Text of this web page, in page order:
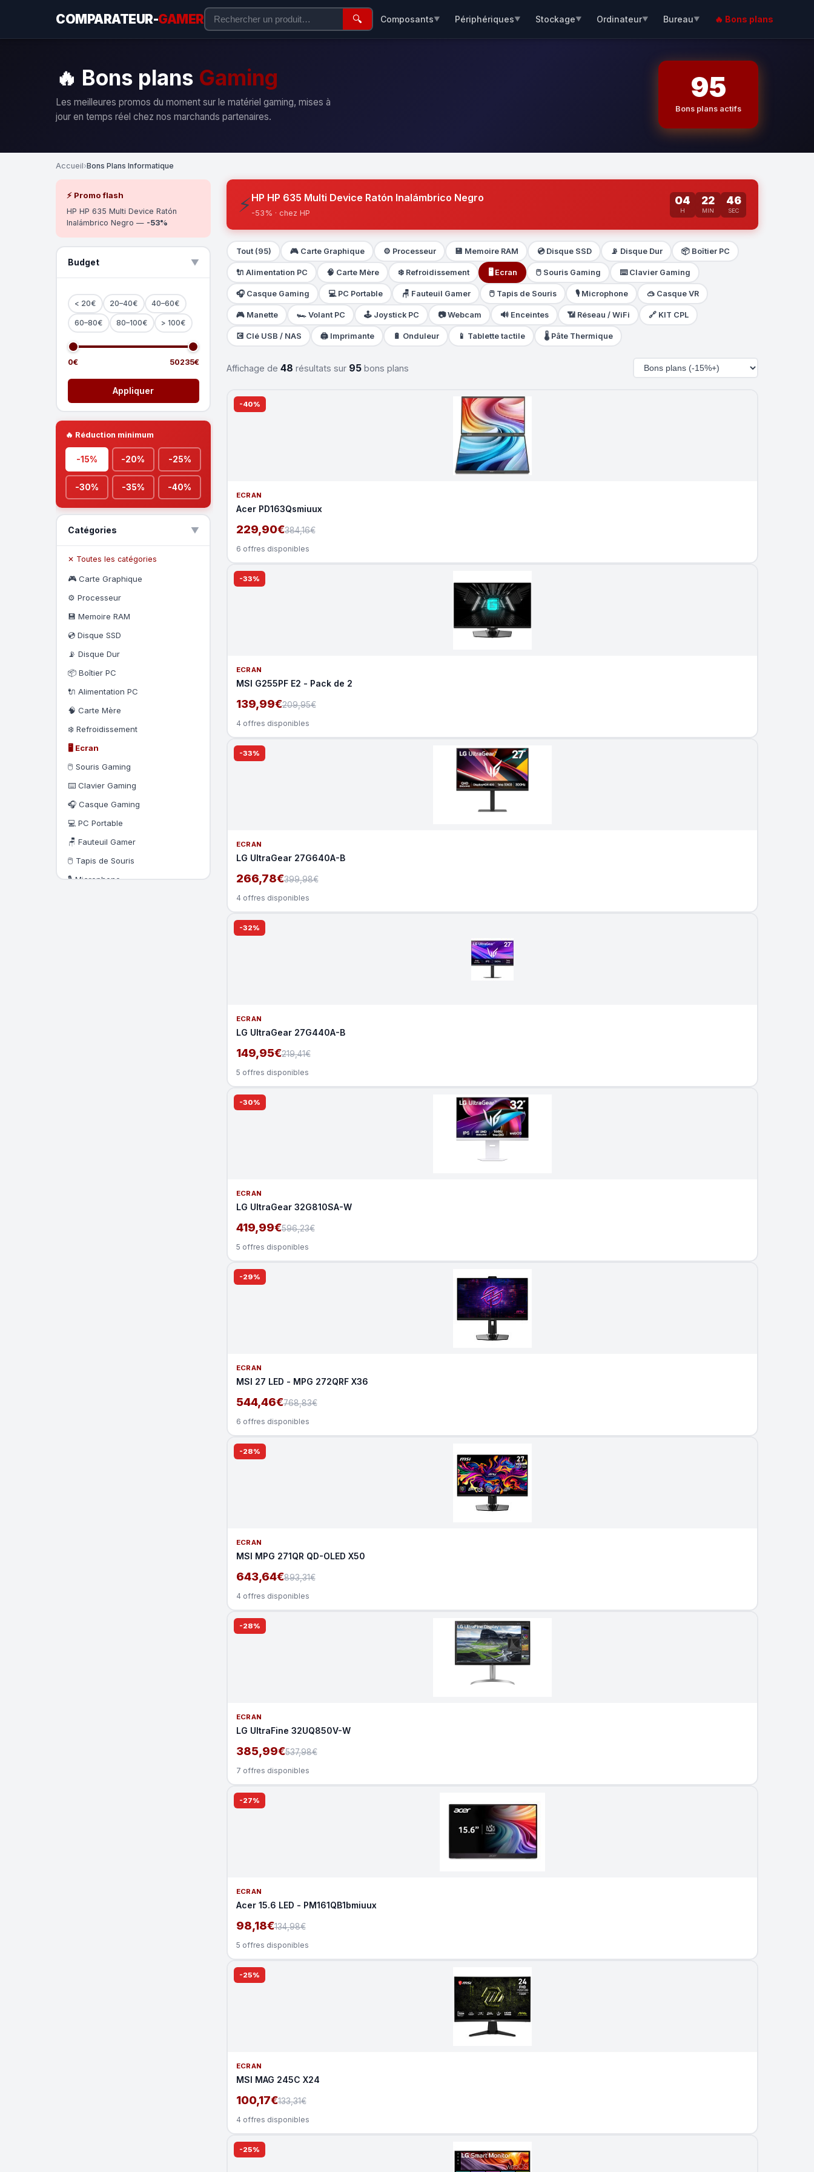
COMPARATEUR-GAMER 🔍 Composants▼ Périphériques▼ Stockage▼ Ordinateur▼ Bureau▼ 🔥 Bons plans
Bons plans Gaming
Les meilleures promos du moment sur le matériel gaming, mises à
jour en temps réel chez nos marchands partenaires.
95
Bons plans actifs
Accueil›Bons Plans Informatique
⚡ Promo flash
HP HP 635 Multi Device Ratón
Inalámbrico Negro — -53%
Budget ▲
< 20€ 20–40€ 40–60€
60–80€ 80–100€ > 100€
0€ 50235€
Appliquer
🔥 Réduction minimum
-15% -20% -25%
-30% -35% -40%
Catégories ▲
✕ Toutes les catégories
🎮 Carte Graphique
⚙️ Processeur
💾 Memoire RAM
💿 Disque SSD
📡 Disque Dur
📦 Boîtier PC
🔌 Alimentation PC
🧠 Carte Mère
❄️ Refroidissement
🖥️ Ecran
🖱️ Souris Gaming
⌨️ Clavier Gaming
🎧 Casque Gaming
💻 PC Portable
🪑 Fauteuil Gamer
🖱️ Tapis de Souris
🎙️ Microphone
⚡HP HP 635 Multi Device Ratón Inalámbrico Negro
-53% · chez HP
04
H
22
MIN
45
SEC
Tout (95) 🎮 Carte Graphique ⚙️ Processeur 💾 Memoire RAM 💿 Disque SSD 📡 Disque Dur 📦 Boîtier PC
🔌 Alimentation PC 🧠 Carte Mère ❄️ Refroidissement 🖥️ Ecran 🖱️ Souris Gaming ⌨️ Clavier Gaming
🎧 Casque Gaming 💻 PC Portable 🪑 Fauteuil Gamer 🖱️ Tapis de Souris 🎙️ Microphone 🥽 Casque VR
🎮 Manette 🏎️ Volant PC 🕹️ Joystick PC 📷 Webcam 🔊 Enceintes 📶 Réseau / WiFi 🔗 KIT CPL
💽 Clé USB / NAS 🖨️ Imprimante 🔋 Onduleur 📱 Tablette tactile 🌡️ Pâte Thermique
Affichage de 48 résultats sur 95 bons plans
-40%
ECRAN
Acer PD163Qsmiuux
229,90€384,16€
6 offres disponibles
-33%
ECRAN
MSI G255PF E2 - Pack de 2
139,99€209,95€
4 offres disponibles
-33%
ECRAN
LG UltraGear 27G640A-B
266,78€399,98€
4 offres disponibles
-32%
ECRAN
LG UltraGear 27G440A-B
149,95€219,41€
5 offres disponibles
-30%
ECRAN
LG UltraGear 32G810SA-W
419,99€596,23€
5 offres disponibles
-29%
ECRAN
MSI 27 LED - MPG 272QRF X36
544,46€768,83€
6 offres disponibles
-28%
ECRAN
MSI MPG 271QR QD-OLED X50
643,64€893,31€
4 offres disponibles
-28%
ECRAN
LG UltraFine 32UQ850V-W
385,99€537,98€
7 offres disponibles
-27%
ECRAN
Acer 15.6 LED - PM161QB1bmiuux
98,18€134,98€
5 offres disponibles
-25%
ECRAN
MSI MAG 245C X24
100,17€133,31€
4 offres disponibles
-25%